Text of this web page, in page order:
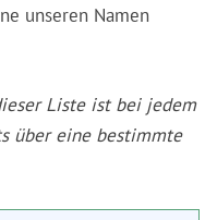
unseren Namen
Liste ist bei jedem
über eine bestimmte